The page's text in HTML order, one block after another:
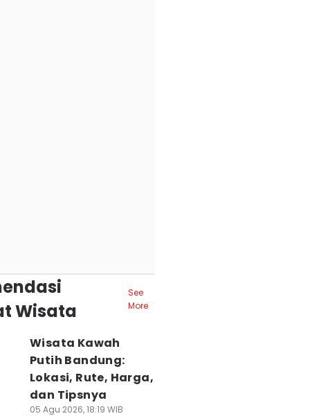
Wisata
See
More
Wisata Kawah
Putih Bandung:
Lokasi, Rute, Harga,
dan Tipsnya
05 Agu 2026, 18:19 WIB